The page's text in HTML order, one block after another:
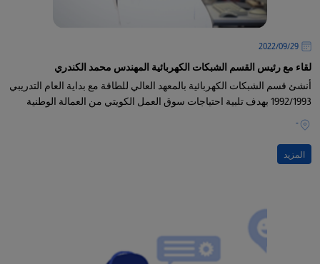
29‏/09‏/2022
لقاء مع رئيس القسم الشبكات الكهربائية المهندس محمد الكندري
أنشئ قسم الشبكات الكهربائية بالمعهد العالي للطاقة مع بداية العام التدريبي
1992/1993 بهدف تلبية احتياجات سوق العمل الكويتي من العمالة الوطنية
-
المزيد